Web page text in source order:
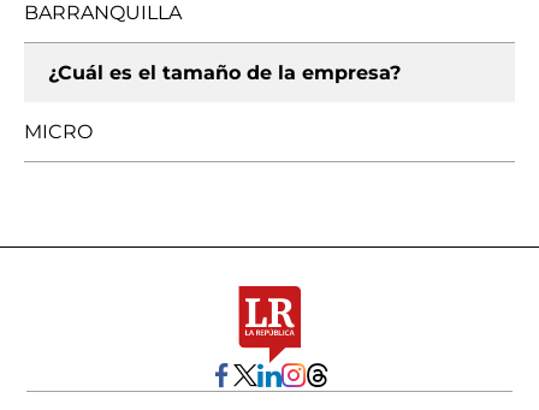
BARRANQUILLA
¿Cuál es el tamaño de la empresa?
MICRO